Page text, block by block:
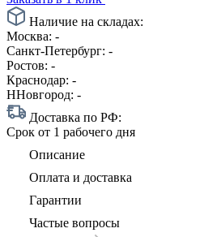
Наличие на складах:
Москва: -
Санкт-Петербург: -
Ростов: -
Краснодар: -
ННовгород: -
Доставка по РФ:
Срок от 1 рабочего дня
Описание
Оплата и доставка
Гарантии
Частые вопросы